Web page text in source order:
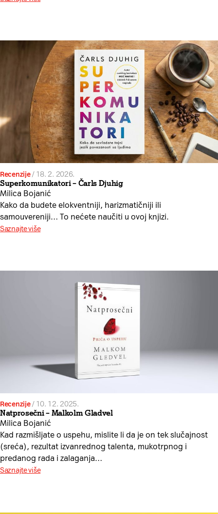
Recenzije/ 18. 2. 2026.
Superkomunikatori – Čarls Djuhig
Milica Bojanić
Kako da budete elokventniji, harizmatičniji ili
samouvereniji… To nećete naučiti u ovoj knjizi.
Saznajte više
Recenzije/ 10. 12. 2025.
Natprosečni – Malkolm Gladvel
Milica Bojanić
Kad razmišljate o uspehu, mislite li da je on tek slučajnost
(sreća), rezultat izvanrednog talenta, mukotrpnog i
predanog rada i zalaganja…
Saznajte više